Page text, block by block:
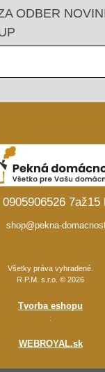
ODBER
0905906526 7až15
shop@pekna-
Všetky práva vyhradené.
R.P.M. s.r.o. © 2026
Tvorba eshopu
:
WEBROYAL.sk